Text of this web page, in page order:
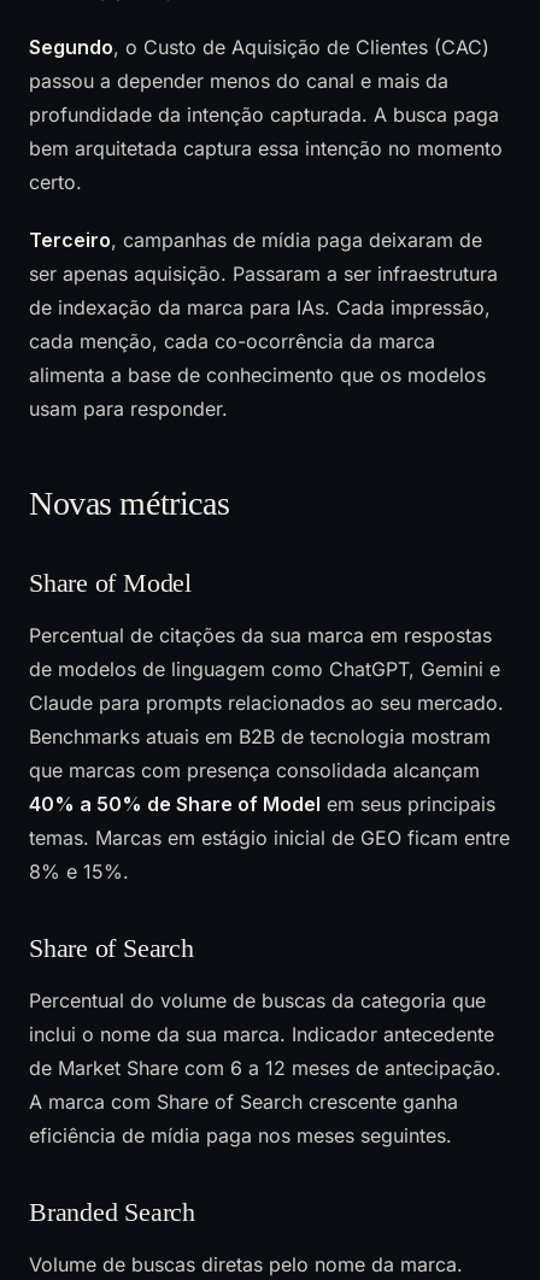
Segundo, o Custo de Aquisição de Clientes (CAC)
passou a depender menos do canal e mais da
profundidade da intenção capturada. A busca paga
bem arquitetada captura essa intenção no momento
certo.
Terceiro, campanhas de mídia paga deixaram de
ser apenas aquisição. Passaram a ser infraestrutura
de indexação da marca para IAs. Cada impressão,
cada menção, cada co-ocorrência da marca
alimenta a base de conhecimento que os modelos
usam para responder.
Novas métricas
Share of Model
Percentual de citações da sua marca em respostas
de modelos de linguagem como ChatGPT, Gemini e
Claude para prompts relacionados ao seu mercado.
Benchmarks atuais em B2B de tecnologia mostram
que marcas com presença consolidada alcançam
40% a 50% de Share of Model em seus principais
temas. Marcas em estágio inicial de GEO ficam entre
8% e 15%.
Share of Search
Percentual do volume de buscas da categoria que
inclui o nome da sua marca. Indicador antecedente
de Market Share com 6 a 12 meses de antecipação.
A marca com Share of Search crescente ganha
eficiência de mídia paga nos meses seguintes.
Branded Search
Volume de buscas diretas pelo nome da marca.